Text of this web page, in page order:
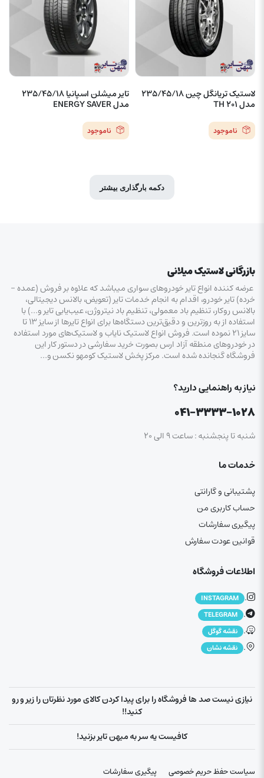
لاستیک تریانگل چین 235/45/18
مدل TH 201
ناموجود
تایر میشلن اسپانیا 235/45/18
مدل ENERGY SAVER
ناموجود
دکمه بارگذاری بیشتر
بازرگانی لاستیک میلانی
عرضه کننده انواع تایر خودروهای سواری میباشد که علاوه بر فروش (عمده –
خرده‌) تایر خودرو، اقدام به انجام خدمات تایر (تعویض، بالانس دیجیتالی،
بالانس روکار، تنظیم باد معمولی، تنظیم باد نیتروژن، عیب‌یابی تایر و…) با
استفاده از به روزترین و دقیق‌ترین دستگاه‌ها برای انواع تایرها از سایز ۱۳ تا
سایز ۲۱ نموده است. فروش انواع لاستیک‌ نایاب و لاستیک‌های مورد استفاده
در خودروهای منطقه آزاد ارس بصورت خرید سفارشی در دستور کار این
فروشگاه گنجانده شده است. مرکز پخش لاستیک کومهو نکسن و…
نیاز به راهنمایی دارید؟
۰۴۱-۳۳۳۳-۱۰۲۸
شنبه تا پنجشنبه : ساعت ۹ الی ۲۰
خدمات ما
پشتیبانی و گارانتی
حساب کاربری من
پیگیری سفارشات
قوانین عودت سفارش
اطلاعات فروشگاه
.
INSTAGRAM
.
TELEGRAM
. نقشه گوگل
. نقشه نشان
نیازی نیست صد ها فروشگاه را برای پیدا کردن کالای مورد نظرتان را زیر و رو
کنید!!
کافیست یه سر به میهن تایر بزنید!
سیاست حفظ حریم خصوصی پیگیری سفارشات